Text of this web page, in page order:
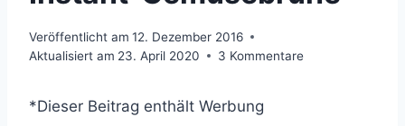
Veröffentlicht am 12. Dezember 2016
Aktualisiert am 23. April 2020 3 Kommentare
*Dieser Beitrag enthält Werbung